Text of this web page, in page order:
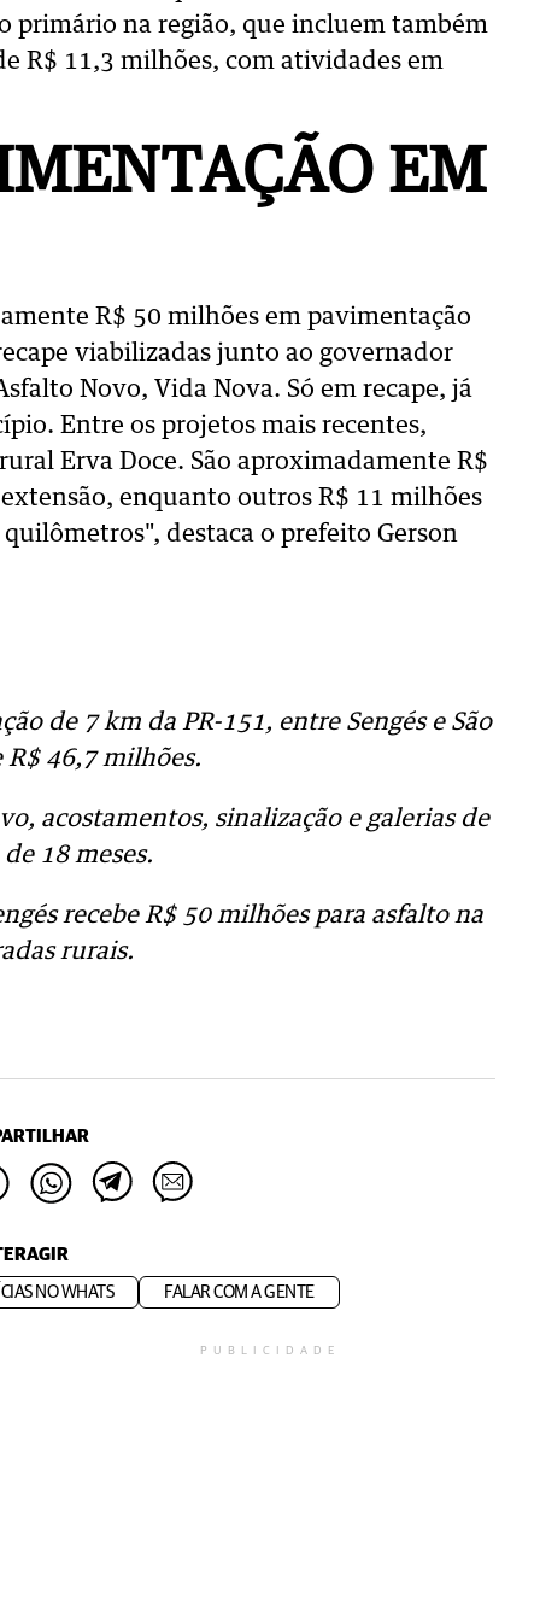
primário na região, que incluem também
R$ 11,3 milhões, com atividades em
EM
R$ 50 milhões em pavimentação
viabilizadas junto ao governador
Novo, Vida Nova. Só em recape, já
Entre os projetos mais recentes,
Erva Doce. São aproximadamente R$
enquanto outros R$ 11 milhões
destaca o prefeito Gerson
de 7 km da PR-151, entre Sengés e São
46,7 milhões.
acostamentos, sinalização e galerias de
18 meses.
recebe R$ 50 milhões para asfalto na
rurais.
NO WHATS FALAR COM A GENTE
PUBLICIDADE